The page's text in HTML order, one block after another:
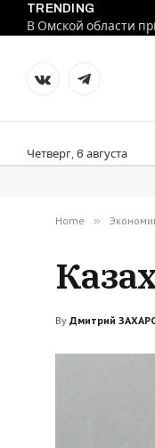
TRENDING
В Омской области
VKontakteTelegram
Четверг, 6 августа
Home »
By Дмитрий